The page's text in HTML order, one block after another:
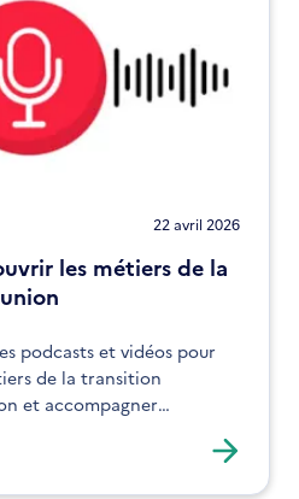
22 avril 2026
les métiers de la
podcasts et vidéos pour
de la transition
et accompagner